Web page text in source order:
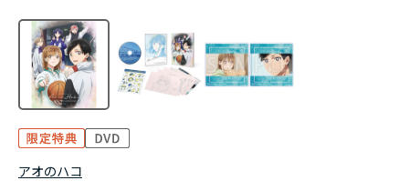
アオのハコ